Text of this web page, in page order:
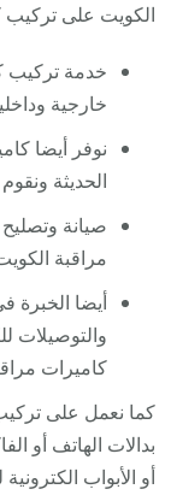
الكويت على تركيب
خدمة تركيب
خارجية
نوفر أيضا
الحديثة
صيانة
مراقبة
أيضا الخبرة
والتوصيلات
كاميرات
كما نعمل على
بدالات الهاتف أو
أو الأبواب